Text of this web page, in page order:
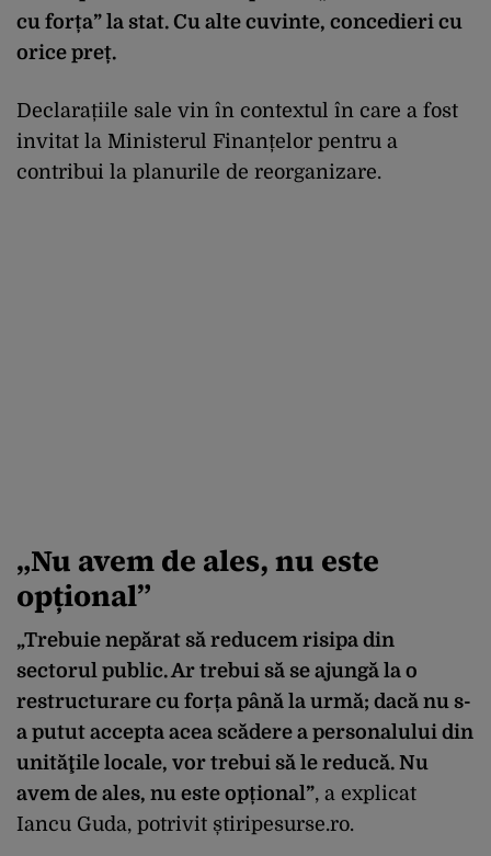
cu forța” la stat. Cu alte cuvinte, concedieri cu
orice preț.
Declarațiile sale vin în contextul în care a fost
invitat la Ministerul Finanțelor pentru a
contribui la planurile de reorganizare.
„Nu avem de ales, nu este
opțional”
„Trebuie nepărat să reducem risipa din
sectorul public. Ar trebui să se ajungă la o
restructurare cu forța până la urmă; dacă nu s-
a putut accepta acea scădere a personalului din
unităţile locale, vor trebui să le reducă. Nu
avem de ales, nu este opțional”, a explicat
Iancu Guda, potrivit știripesurse.ro.